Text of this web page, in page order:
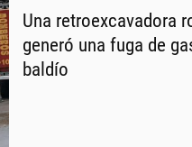
Una retroexcavadora
generó una fuga de
baldío